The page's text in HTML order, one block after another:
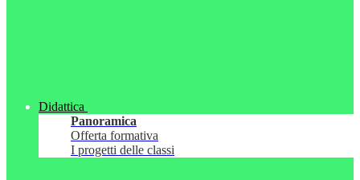
Didattica
Panoramica
Offerta formativa
I progetti delle classi